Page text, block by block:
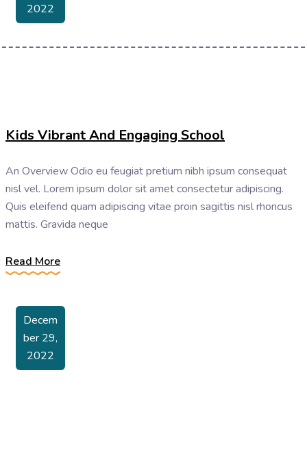
2022
Kids Vibrant And Engaging School
An Overview Odio eu feugiat pretium nibh ipsum consequat
nisl vel. Lorem ipsum dolor sit amet consectetur adipiscing.
Quis eleifend quam adipiscing vitae proin sagittis nisl rhoncus
mattis. Gravida neque
Read More
Decem
Ber 29,
2022